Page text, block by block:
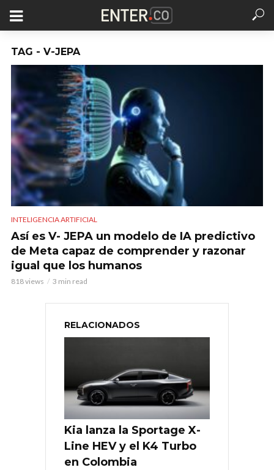
TAG - V-JEPA
INTELIGENCIA ARTIFICIAL
Así es V- JEPA un modelo de IA predictivo
de Meta capaz de comprender y razonar
igual que los humanos
818 views 3 min read
RELACIONADOS
Kia lanza la Sportage X-
Line HEV y el K4 Turbo
en Colombia